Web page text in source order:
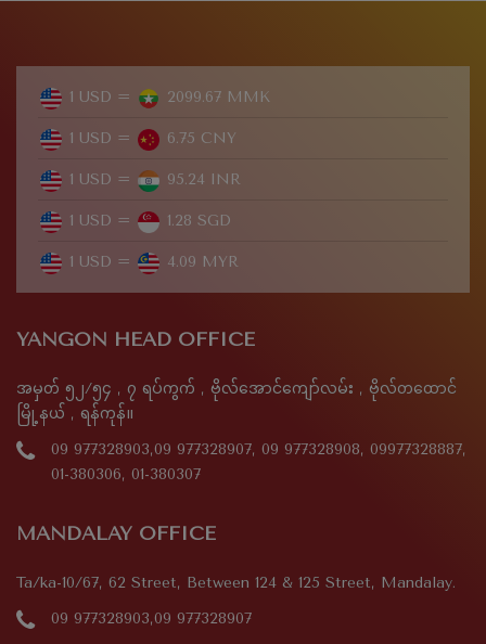
1 USD = 2099.67 MMK
1 USD = 6.75 CNY
1 USD = 95.24 INR
1 USD = 1.28 SGD
1 USD = 4.09 MYR
YANGON HEAD OFFICE
အမှတ် ၅၂/၅၄ , ၇ ရပ်ကွက် , ဗိုလ်အောင်ကျော်လမ်း , ဗိုလ်တထောင်
မြို့နယ် , ရန်ကုန်။
09 977328903,09 977328907, 09 977328908, 09977328887,
01-380306, 01-380307
MANDALAY OFFICE
Ta/ka-10/67, 62 Street, Between 124 & 125 Street, Mandalay.
09 977328903,09 977328907